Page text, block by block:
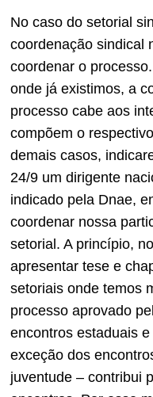
No caso do setorial
coordenação sindical
coordenar o
onde já existimos, a
processo cabe aos
compõem o
demais casos,
24/9 um dirigente
indicado pela Dnae,
coordenar nossa
setorial. A princípio,
apresentar tese e
setoriais onde temos
processo aprovado
encontros estaduais
exceção dos
juventude – contribui